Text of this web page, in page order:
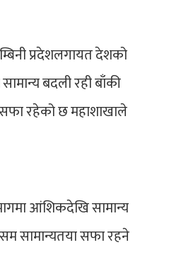
प्रदेशलगायत देशको
बदली रही बाँकी
रहेको छ महाशाखाले
आंशिकदेखि सामान्य
सामान्यतया सफा रहने